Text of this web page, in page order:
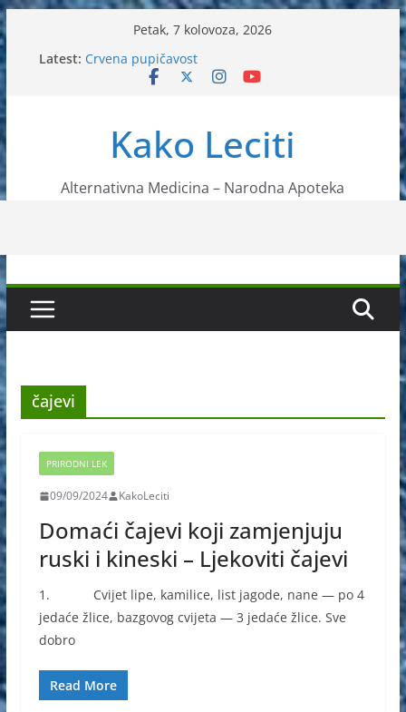
Skip
content
Petak, 7 kolovoza, 2026
Latest: Crvena pupičavost
Čir na želucu – Liječenje prirodnim metodama
Liječenje bubrežnog kamenca uz pomoć čaja
Kako Leciti
Alternativna Medicina – Narodna Apoteka
čajevi
PRIRODNI LEK
09/09/2024 KakoLeciti
Domaći čajevi koji zamjenjuju
ruski i kineski – Ljekoviti čajevi
1. Cvijet lipe, kamilice, list jagode, nane — po 4
jedaće žlice, bazgovog cvijeta — 3 jedaće žlice. Sve
dobro
Read More